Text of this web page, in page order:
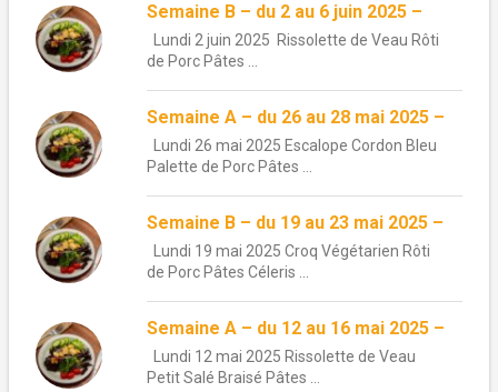
Semaine B – du 2 au 6 juin 2025 –
Lundi 2 juin 2025 Rissolette de Veau Rôti
de Porc Pâtes ...
Semaine A – du 26 au 28 mai 2025 –
Lundi 26 mai 2025 Escalope Cordon Bleu
Palette de Porc Pâtes ...
Semaine B – du 19 au 23 mai 2025 –
Lundi 19 mai 2025 Croq Végétarien Rôti
de Porc Pâtes Céleris ...
Semaine A – du 12 au 16 mai 2025 –
Lundi 12 mai 2025 Rissolette de Veau
Petit Salé Braisé Pâtes ...